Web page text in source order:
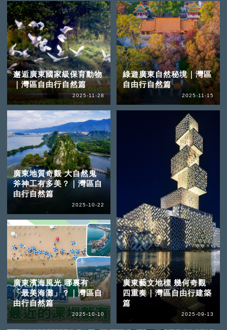
邂逅廣東國家級保育動物
｜灣區自由行自然篇
2025-11-28
綠遊廣東自然秘境｜灣區
自由行自然篇
2025-11-15
廣東地質奇觀 大自然鬼
斧神工有多美？｜灣區自
由行自然篇
2025-10-22
廣東濱海風光 哪裏有
「最美海灘」？｜灣區自
由行自然篇
2025-10-10
廣東藝文地標 幾何奇觀
四重奏｜灣區自由行建築
篇
2025-09-13